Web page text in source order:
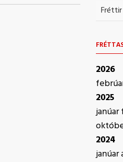
Fréttir
2026
2025
janúar
2024
janúar